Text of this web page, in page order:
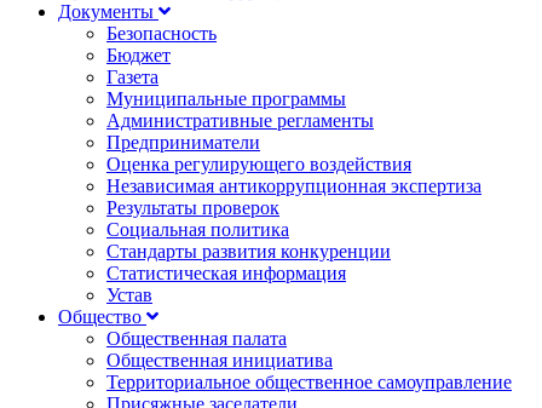
Документы
Безопасность
Бюджет
Газета
Муниципальные программы
Административные регламенты
Предприниматели
Оценка регулирующего воздействия
Независимая антикоррупционная экспертиза
Результаты проверок
Социальная политика
Стандарты развития конкуренции
Статистическая информация
Устав
Общество
Общественная палата
Общественная инициатива
Территориальное общественное самоуправление
Присяжные заседатели